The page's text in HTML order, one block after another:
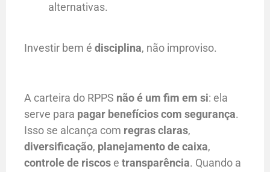
alternativas.
Investir bem é disciplina, não improviso.
A carteira do RPPS não é um fim em si: ela
serve para pagar benefícios com segurança.
Isso se alcança com regras claras,
diversificação, planejamento de caixa,
controle de riscos e transparência. Quando a